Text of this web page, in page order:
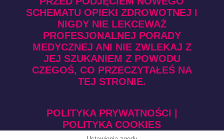
SCHEMATU OPIEKI ZDROWOTNEJ I
NIGDY NIE LEKCEWAŻ
PROFESJONALNEJ PORADY
MEDYCZNEJ ANI NIE ZWLEKAJ Z
JEJ SZUKANIEM Z POWODU
CZEGOŚ, CO PRZECZYTAŁEŚ NA
TEJ STRONIE.
POLITYKA PRYWATNOŚCI |
POLITYKA COOKIES